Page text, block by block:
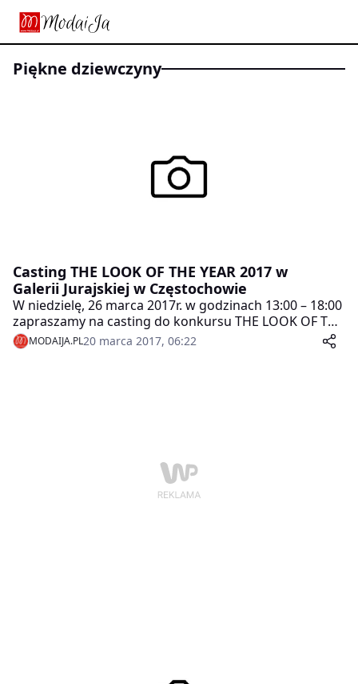
piękne dziewczyny
Casting THE LOOK OF THE YEAR 2017 w
Galerii Jurajskiej w Częstochowie
W niedzielę, 26 marca 2017r. w godzinach 13:00 – 18:00
zapraszamy na casting do konkursu THE LOOK OF THE
YEAR 2017. Odbędzie się on w Galerii Jurajskiej w
Częstochowie!
MODAIJA.PL20 marca 2017, 06:22